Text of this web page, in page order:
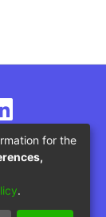
for the
.